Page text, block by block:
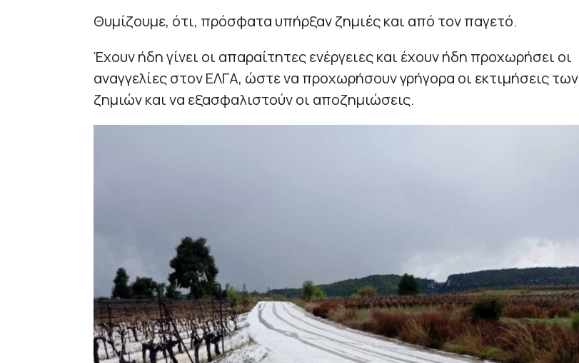
Θυμίζουμε, ότι, πρόσφατα υπήρξαν ζημιές και από τον παγετό.
Έχουν ήδη γίνει οι απαραίτητες ενέργειες και έχουν ήδη προχωρήσει οι
αναγγελίες στον ΕΛΓΑ, ώστε να προχωρήσουν γρήγορα οι εκτιμήσεις των
ζημιών και να εξασφαλιστούν οι αποζημιώσεις.